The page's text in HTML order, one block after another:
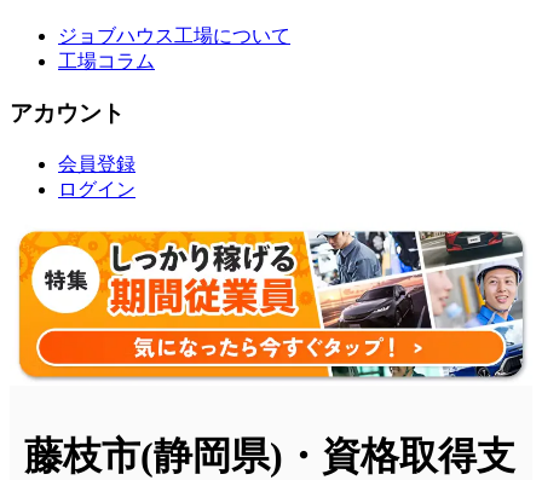
ジョブハウス工場について
工場コラム
アカウント
会員登録
ログイン
藤枝市(静岡県)・資格取得支